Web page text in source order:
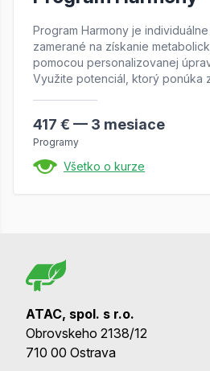
Program Harmony je
zamerané na získanie
pomocou personalizovanej
Využite potenciál, ktorý ponúka
417 € — 3 mesiace
Programy
Všetko o kurze
ATAC, spol. s r.o.
Obrovskeho 2138/12
710 00 Ostrava